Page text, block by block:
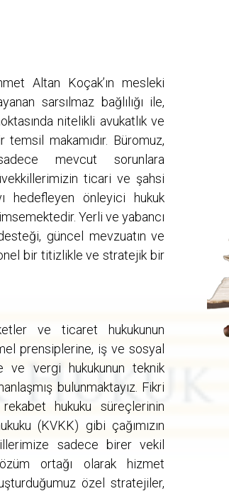
Altan Koçak’ın mesleki
sarsılmaz bağlılığı ile,
nitelikli avukatlık ve
makamıdır. Büromuz,
mevcut sorunlara
ticari ve şahsi
hedefleyen önleyici hukuk
Yerli ve yabancı
güncel mevzuatın ve
bir titizlikle ve stratejik bir
ve ticaret hukukunun
prensiplerine, iş ve sosyal
ve vergi hukukunun teknik
bulunmaktayız. Fikri
hukuku süreçlerinin
(KVKK) gibi çağımızın
sadece birer vekil
ortağı olarak hizmet
özel stratejiler,